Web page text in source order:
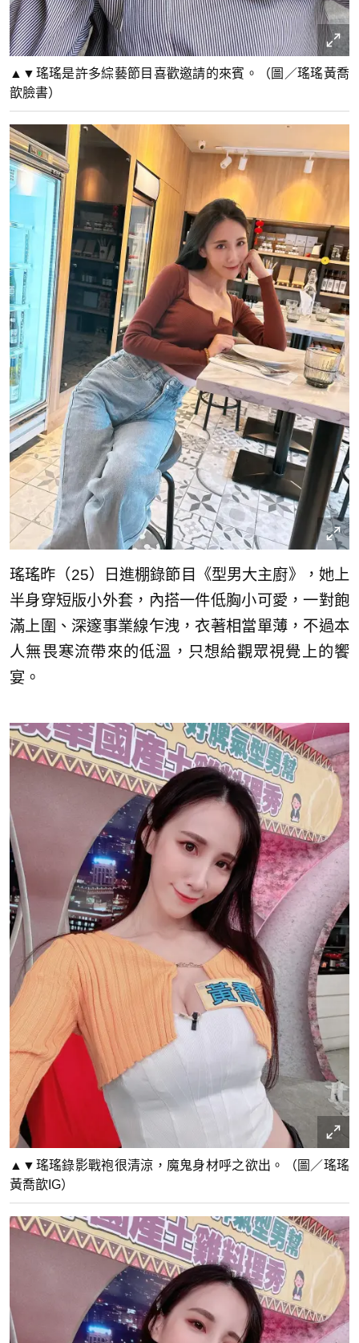
▲▼瑤瑤是許多綜藝節目喜歡邀請的來賓。（圖／瑤瑤黃喬
歆臉書）
瑤瑤昨（25）日進棚錄節目《型男大主廚》，她上
半身穿短版小外套，內搭一件低胸小可愛，一對飽
滿上圍、深邃事業線乍洩，衣著相當單薄，不過本
人無畏寒流帶來的低溫，只想給觀眾視覺上的饗
宴。
▲▼瑤瑤錄影戰袍很清涼，魔鬼身材呼之欲出。（圖／瑤瑤
黃喬歆IG）